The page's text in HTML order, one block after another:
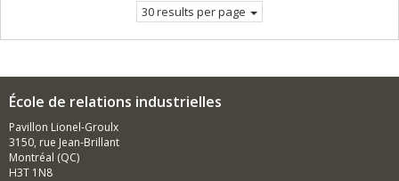
30 results per page
École de relations industrielles
Pavillon Lionel-Groulx
3150, rue Jean-Brillant
Montréal (QC)
H3T 1N8